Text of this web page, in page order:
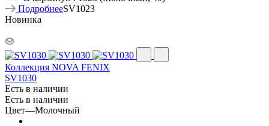
ПодробнееSV1023
Новинка
Коллекция NOVA FENIX
SV1030
Есть в наличии
Есть в наличии
Цвет—Молочный